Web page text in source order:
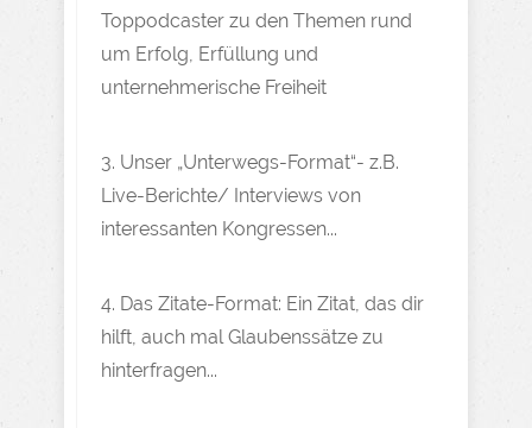
Toppodcaster zu den Themen rund
um Erfolg, Erfüllung und
unternehmerische Freiheit
3. Unser „Unterwegs-Format“- z.B.
Live-Berichte/ Interviews von
interessanten Kongressen...
4. Das Zitate-Format: Ein Zitat, das dir
hilft, auch mal Glaubenssätze zu
hinterfragen...